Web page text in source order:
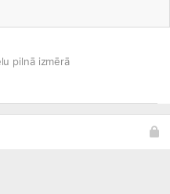
pilnā izmērā